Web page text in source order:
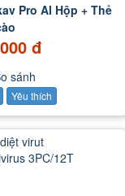
Pro AI Hộp + Thẻ
đ
sánh
Yêu thích